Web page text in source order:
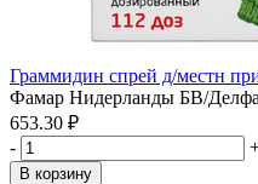
Граммидин спрей д/местн
Фамар Нидерланды БВ/
653.30 ₽
-
В корзину